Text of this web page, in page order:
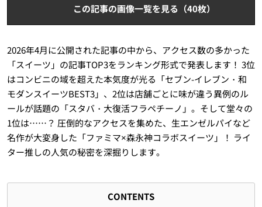
この記事の画像一覧を見る（40枚）
2026年4月に公開された記事の中から、アクセス数の多かった
「スイーツ」の記事TOP3をランキング形式で発表します！ 3位
はコンビニの域を超えた本気度が光る「セブン-イレブン・和
モダンスイーツBEST3」、2位は店舗ごとに味が違う異例のル
ールが話題の「スタバ・大復活フラペチーノ」。そして堂々の
1位は……？ 圧倒的なアクセスを集めた、生エンゼルパイなど
名作が大変身した「ファミマ×森永神コラボスイーツ」！ ライ
ター推しの人気の秘密を深掘りします。
CONTENTS